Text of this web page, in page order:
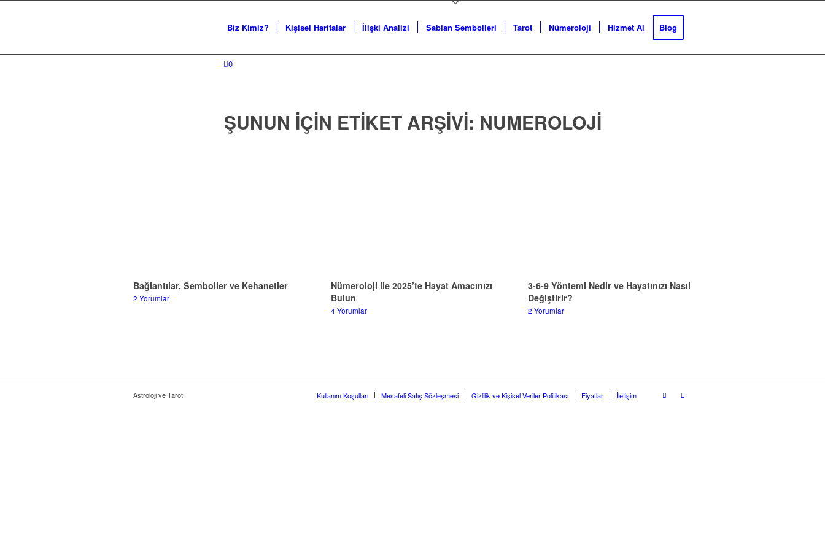
Biz Kimiz? Kişisel Haritalar İlişki Analizi Sabian Sembolleri Tarot Nümeroloji Hizmet Al Blog
0
ŞUNUN IÇIN ETIKET ARŞIVI: NUMEROLOJI
Bağlantılar, Semboller ve Kehanetler
2 Yorumlar
Nümeroloji ile 2025’te Hayat Amacınızı
Bulun
4 Yorumlar
3-6-9 Yöntemi Nedir ve Hayatınızı Nasıl
Değiştirir?
2 Yorumlar
Astroloji ve Tarot Kullanım Koşulları Mesafeli Satış Sözleşmesi Gizlilik ve Kişisel Veriler Politikası Fiyatlar İletişim